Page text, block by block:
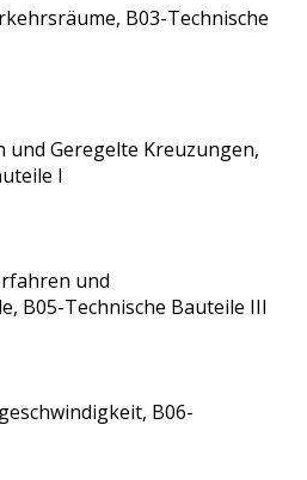
B03-Technische
und Geregelte Kreuzungen,
I
und
B05-Technische Bauteile III
B06-